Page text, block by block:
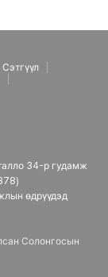
Сэтгүүл
34-р гудамж
өдрүүдэд
Солонгосын